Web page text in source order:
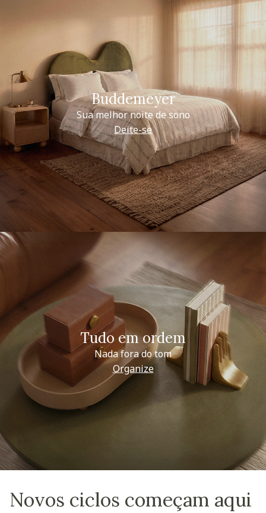
Buddemeyer
Sua melhor noite de sono
Deite-se
Tudo em ordem
Nada fora do tom
Organize
Novos ciclos começam aqui